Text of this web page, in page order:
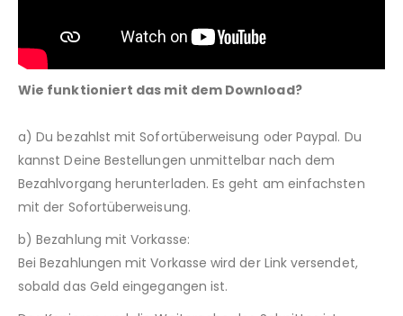
Wie funktioniert das mit dem Download?
a) Du bezahlst mit Sofortüberweisung oder Paypal. Du
kannst Deine Bestellungen unmittelbar nach dem
Bezahlvorgang herunterladen. Es geht am einfachsten
mit der Sofortüberweisung.
b) Bezahlung mit Vorkasse:
Bei Bezahlungen mit Vorkasse wird der Link versendet,
sobald das Geld eingegangen ist.